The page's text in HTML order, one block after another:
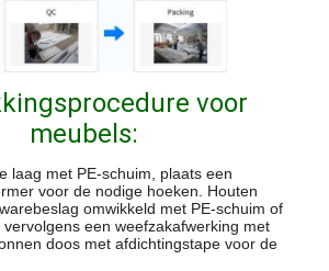
voor
meubels:
laag met PE-schuim, plaats een
voor de nodige hoeken. Houten
omwikkeld met PE-schuim of
een weefzakafwerking met
doos met afdichtingstape voor de